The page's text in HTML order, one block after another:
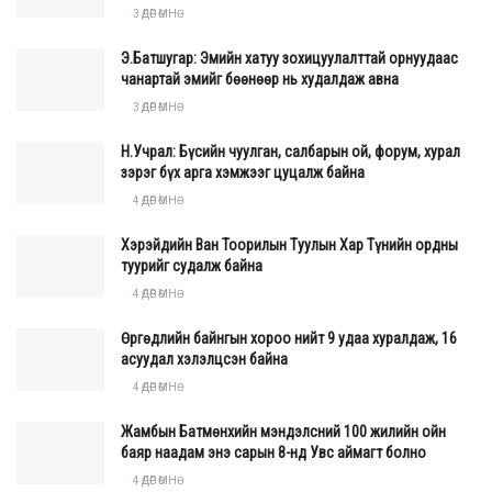
тавьсан төсвийн дутагдал, шаардлагатай тоног төхөөрөмж
долоо хоногийн хуралдаанаар хэлэлцэн
Энэ үеэр 7 настай охин өөрт тулгамдсан асуудлаа Ерөнхий
3 ӨДӨР ӨМНӨ
Э.Батшугар: Эмийн хатуу зохицуулалттай орнуудаас
чанартай эмийг бөөнөөр нь худалдаж авна
3 ӨДӨР ӨМНӨ
Н.Учрал: Бүсийн чуулган, салбарын ой, форум, хурал
зэрэг бүх арга хэмжээг цуцалж байна
4 ӨДӨР ӨМНӨ
Хэрэйдийн Ван Тоорилын Туулын Хар Түнийн ордны
туурийг судалж байна
4 ӨДӨР ӨМНӨ
Өргөдлийн байнгын хороо нийт 9 удаа хуралдаж, 16
асуудал хэлэлцсэн байна
4 ӨДӨР ӨМНӨ
Жамбын Батмөнхийн мэндэлсний 100 жилийн ойн
баяр наадам энэ сарын 8-нд Увс аймагт болно
4 ӨДӨР ӨМНӨ